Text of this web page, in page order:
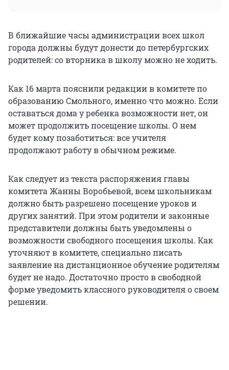
В ближайшие часы администрации всех школ
города должны будут донести до петербургских
родителей: со вторника в школу можно не ходить.
Как 16 марта пояснили редакции в комитете по
образованию Смольного, именно что можно. Если
оставаться дома у ребенка возможности нет, он
может продолжить посещение школы. О нем
будет кому позаботиться: все учителя
продолжают работу в обычном режиме.
Как следует из текста распоряжения главы
комитета Жанны Воробьевой, всем школьникам
должно быть разрешено посещение уроков и
других занятий. При этом родители и законные
представители должны быть уведомлены о
возможности свободного посещения школы. Как
уточняют в комитете, специально писать
заявление на дистанционное обучение родителям
будет не надо. Достаточно просто в свободной
форме уведомить классного руководителя о своем
решении.